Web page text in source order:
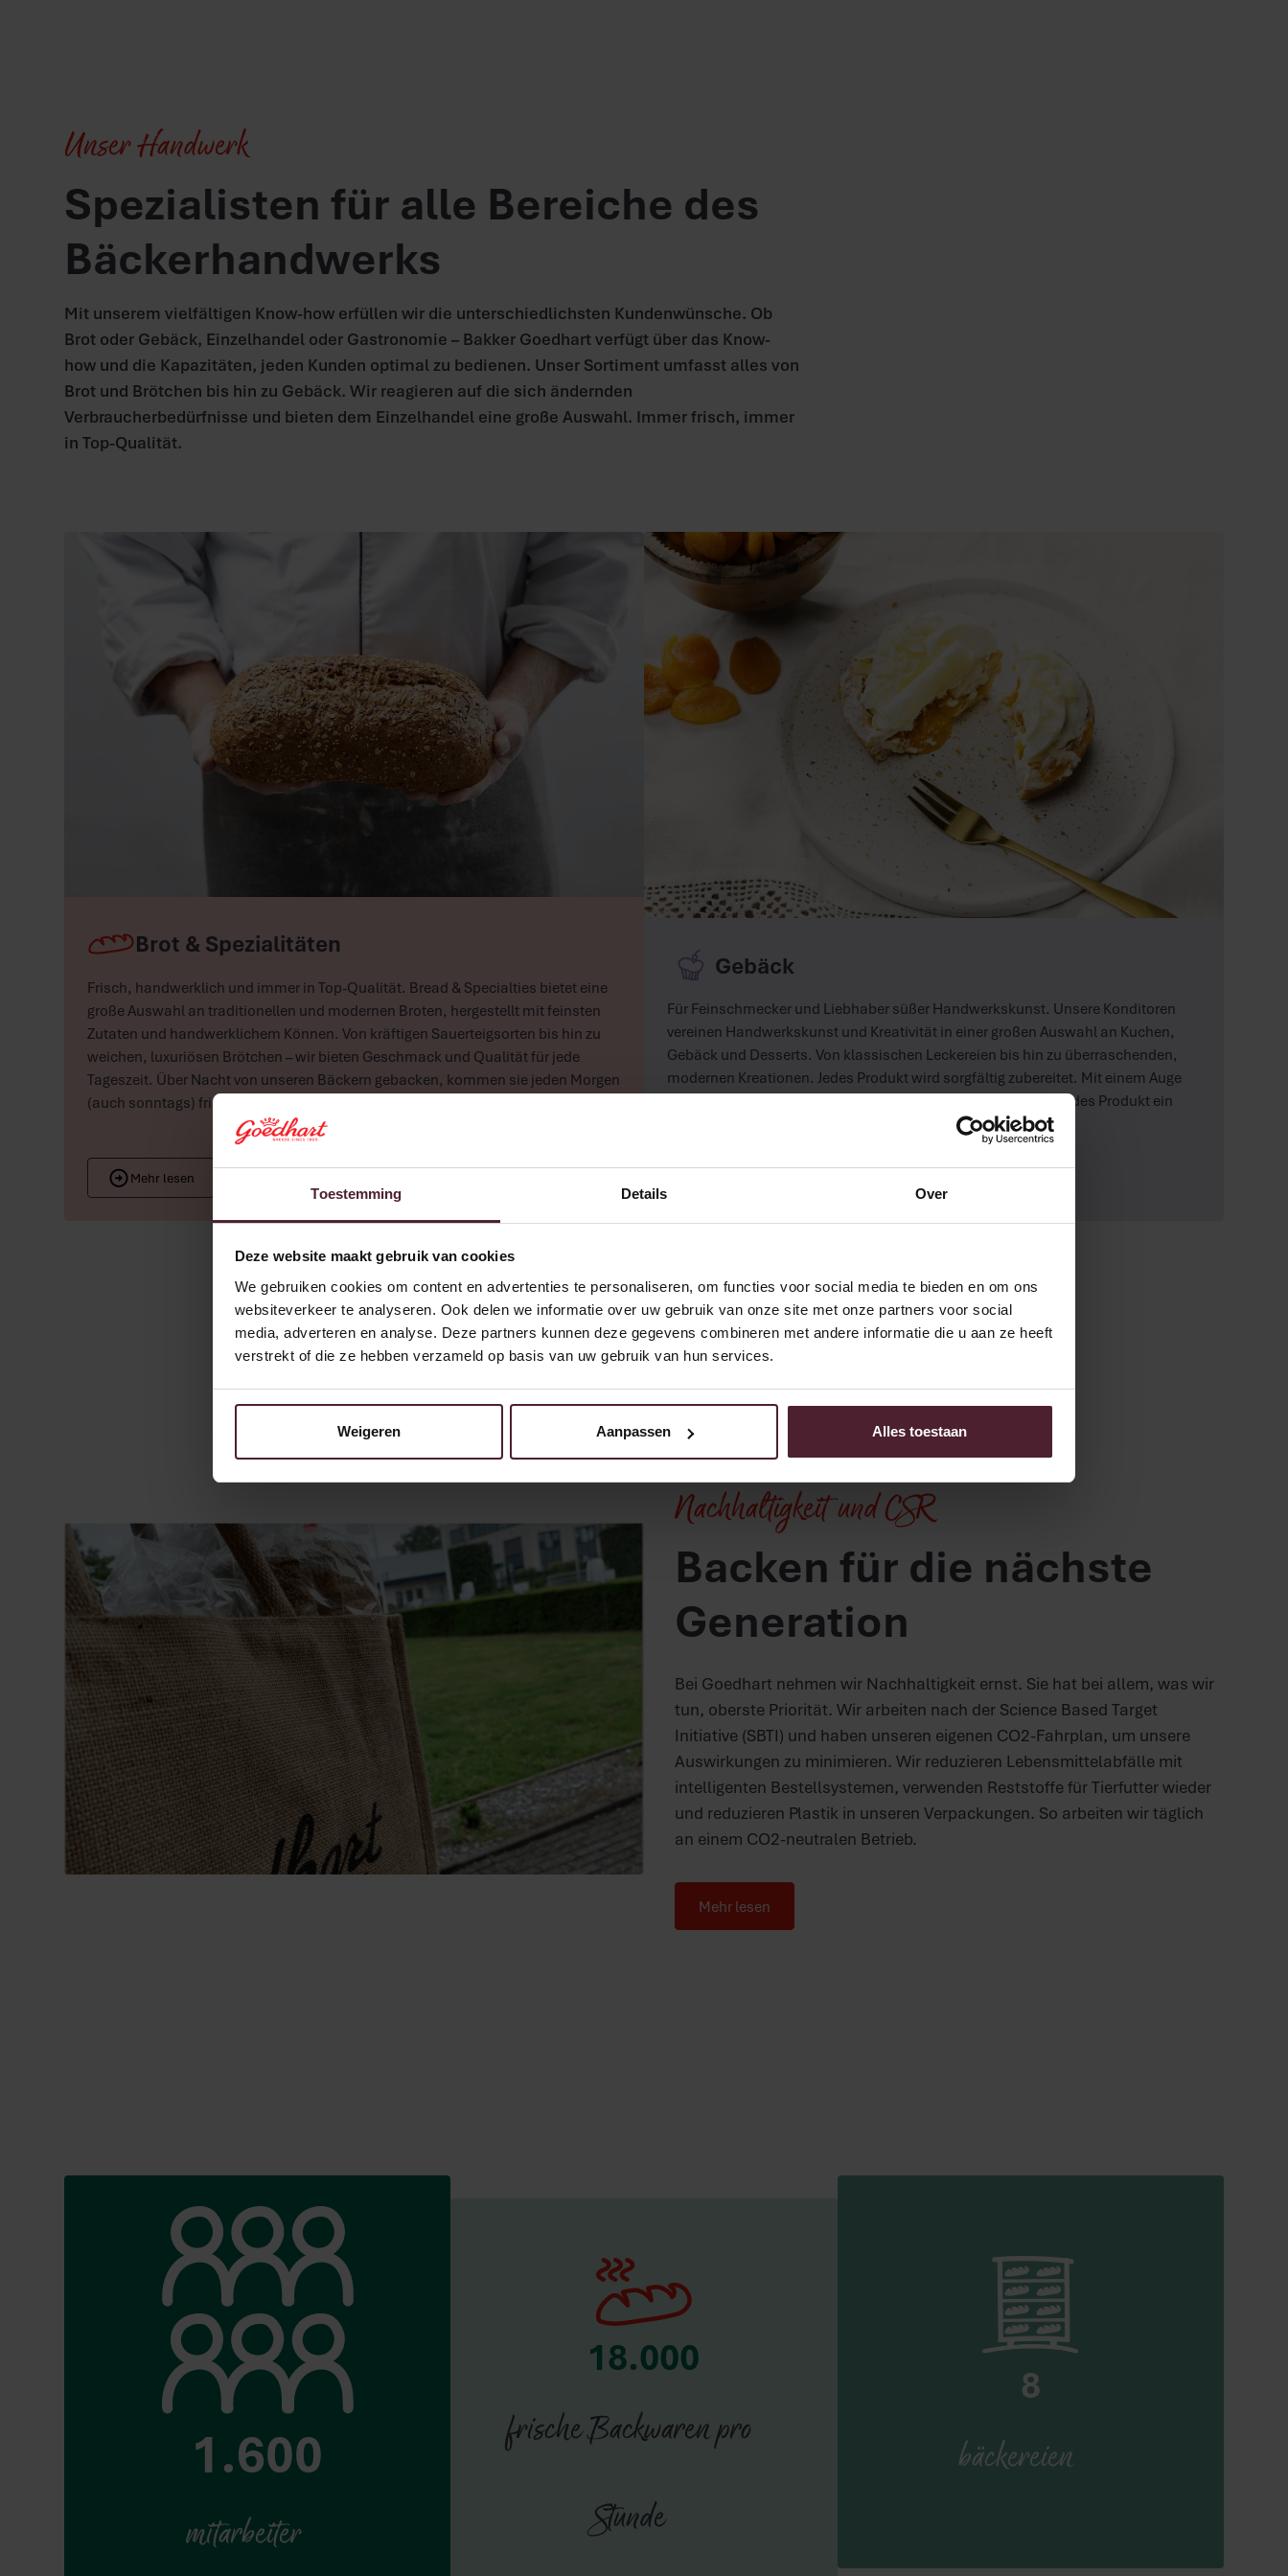
Toestemming Details Over
Deze website maakt gebruik van cookies
We gebruiken cookies om content en advertenties te personaliseren, om functies voor social media te bieden en om ons
websiteverkeer te analyseren. Ook delen we informatie over uw gebruik van onze site met onze partners voor social
media, adverteren en analyse. Deze partners kunnen deze gegevens combineren met andere informatie die u aan ze heeft
verstrekt of die ze hebben verzameld op basis van uw gebruik van hun services.
Weigeren Aanpassen Alles toestaan
Unser Handwerk
Spezialisten für alle Bereiche des
Bäckerhandwerks
Mit unserem vielfältigen Know-how erfüllen wir die unterschiedlichsten Kundenwünsche. Ob
Brot oder Gebäck, Einzelhandel oder Gastronomie – Bakker Goedhart verfügt über das Know-
how und die Kapazitäten, jeden Kunden optimal zu bedienen. Unser Sortiment umfasst alles von
Brot und Brötchen bis hin zu Gebäck. Wir reagieren auf die sich ändernden
Verbraucherbedürfnisse und bieten dem Einzelhandel eine große Auswahl. Immer frisch, immer
in Top-Qualität.
Brot & Spezialitäten
Frisch, handwerklich und immer in Top-Qualität. Bread & Specialties bietet eine
große Auswahl an traditionellen und modernen Broten, hergestellt mit feinsten
Zutaten und handwerklichem Können. Von kräftigen Sauerteigsorten bis hin zu
weichen, luxuriösen Brötchen – wir bieten Geschmack und Qualität für jede
Tageszeit. Über Nacht von unseren Bäckern gebacken, kommen sie jeden Morgen
(auch sonntags) frisch in unsere Filialen.
Mehr lesen
Gebäck
Für Feinschmecker und Liebhaber süßer Handwerkskunst. Unsere Konditoren
vereinen Handwerkskunst und Kreativität in einer großen Auswahl an Kuchen,
Gebäck und Desserts. Von klassischen Leckereien bis hin zu überraschenden,
modernen Kreationen. Jedes Produkt wird sorgfältig zubereitet. Mit einem Auge
für Geschmack, Qualität und Details sorgen wir dafür, dass jedes Produkt ein
Nachhaltigkeit und CSR
Backen für die nächste
Generation
Bei Goedhart nehmen wir Nachhaltigkeit ernst. Sie hat bei allem, was wir
tun, oberste Priorität. Wir arbeiten nach der Science Based Target
Initiative (SBTI) und haben unseren eigenen CO2-Fahrplan, um unsere
Auswirkungen zu minimieren. Wir reduzieren Lebensmittelabfälle mit
intelligenten Bestellsystemen, verwenden Reststoffe für Tierfutter wieder
und reduzieren Plastik in unseren Verpackungen. So arbeiten wir täglich
an einem CO2-neutralen Betrieb.
Mehr lesen
1.600
mitarbeiter
18.000
frische Backwaren pro
Stunde
8
bäckereien